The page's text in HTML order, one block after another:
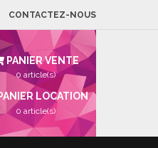
CONTACTEZ-NOUS
PANIER VENTE
0 article(s)
LOCATION
0 article(s)